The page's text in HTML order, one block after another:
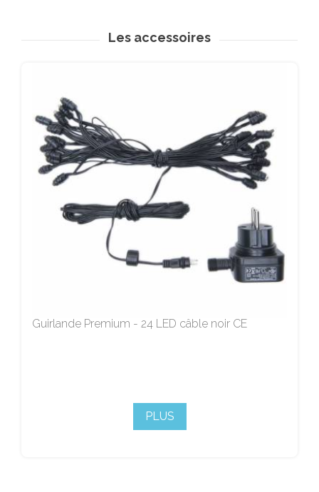
Les accessoires
Guirlande Premium - 24 LED câble noir CE
PLUS